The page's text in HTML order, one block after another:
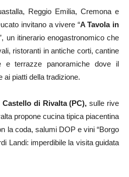
Reggio Emilia, Cremona e
invitano a vivere “A Tavola in
un itinerario enogastronomico che
ristoranti in antiche corti, cantine
e terrazze panoramiche dove il
ai piatti della tradizione.
Castello di Rivalta (PC), sulle rive
propone cucina tipica piacentina
la coda, salumi DOP e vini “Borgo
Landi: imperdibile la visita guidata